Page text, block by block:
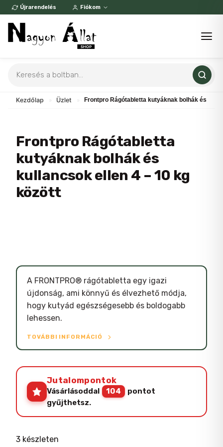
Skip
content
Újrarendelés Fiókom
search
Kezdőlap Üzlet Frontpro Rágótabletta kutyáknak bolhák és
Frontpro Rágótabletta
kutyáknak bolhák és
kullancsok ellen 4 – 10 kg
között
A FRONTPRO® rágótabletta egy igazi
újdonság, ami könnyű és élvezhető módja,
hogy kutyád egészségesebb és boldogabb
lehessen.
TOVÁBBI INFORMÁCIÓ
Jutalompontok
Vásárlásoddal 104
pontot
gyűjthetsz.
3 készleten